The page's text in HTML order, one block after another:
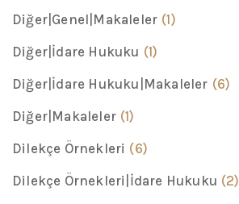
Diğer|Genel|Makaleler (1)
Diğer|İdare Hukuku (1)
Diğer|İdare Hukuku|Makaleler (6)
Diğer|Makaleler (1)
Dilekçe Örnekleri (6)
Dilekçe Örnekleri|İdare Hukuku (2)